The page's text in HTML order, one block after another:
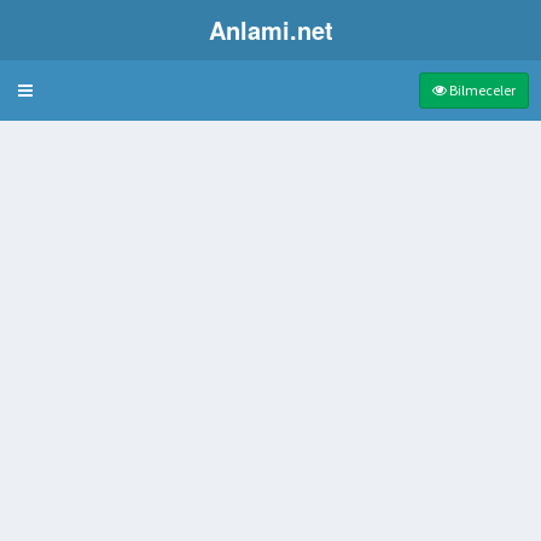
Anlami.net
Bulmaca Bilmeceler